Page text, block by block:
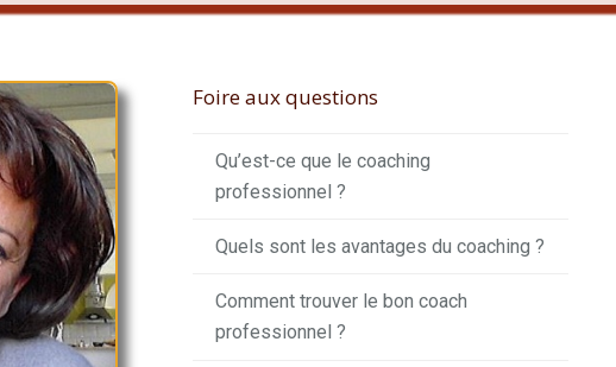
Foire aux questions
Qu’est-ce que le coaching
professionnel ?
Quels sont les avantages du coaching ?
Comment trouver le bon coach
professionnel ?